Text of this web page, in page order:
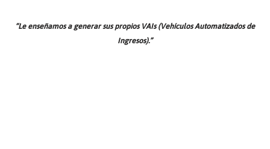
“Le enseñamos a generar sus propios VAIs (Vehículos Automatizados de
Ingresos).”